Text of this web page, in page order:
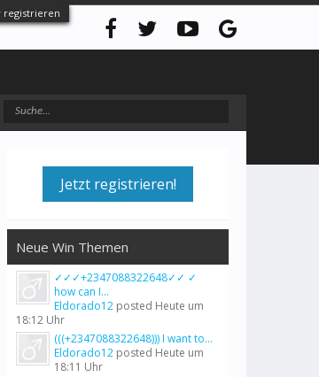
registrieren
Jetzt registrieren!
Neue Win Themen
✓✓✓+2347088322648✓✓ ✓
how can I...
Eldorado12 posted Heute um
18:12 Uhr
(((+2347088322648))) I want to...
Eldorado12 posted Heute um
18:11 Uhr